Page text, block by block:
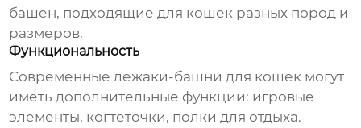
башен, подходящие для кошек разных пород и
размеров.
Функциональность
Современныележаки-башни для кошек могут
иметь дополнительные функции: игровые
элементы, когтеточки, полки для отдыха.